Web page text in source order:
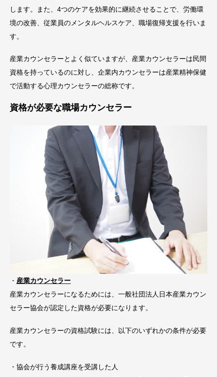
します。また、4つのケアを効果的に継続させることで、労働環
境の改善、従業員のメンタルヘルスケア、職場復帰支援を行いま
す。
産業カウンセラーとよく似ていますが、産業カウンセラーは民間
資格を持っているのに対し、企業内カウンセラーは産業精神保健
で活動する心理カウンセラーの総称です。
資格が必要な職場カウンセラー
・ 産業カウンセラー
産業カウンセラーになるためには、一般社団法人日本産業カウン
セラー協会が認定した資格が必要になります。
産業カウンセラーの資格試験には、以下のいずれかの条件が必要
です。
・協会が行う養成講座を受講した人